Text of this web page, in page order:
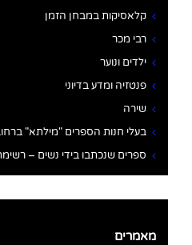
קלאסיקות במבחן הזמן
רבי מכר
ילדים ונוער
פנטזיה ומדע בדיוני
שירה
בעלי חנות הספרים "מילתא"
ספרים שנכתבו בידי נשים –
מאמרים